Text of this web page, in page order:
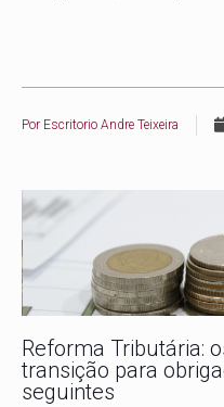
Por Escritorio Andre Teixeira
Reforma Tributária:
transição para
seguintes